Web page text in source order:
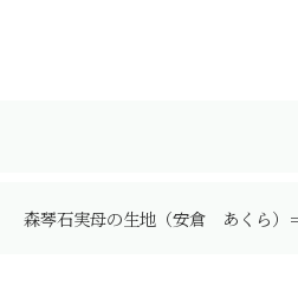
森琴石実母の生地（安倉 あくら）